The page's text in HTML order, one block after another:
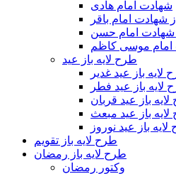
شهادت امام هادی
شهادت امام باقر
شهادت امام حسن
امام موسی کاظم
طرح لایه باز عید
لایه باز عید غدیر
لایه باز عید فطر
باز عید قربان
باز عید مبعث
باز عید نوروز
طرح لایه باز تقویم
طرح لایه باز رمضان
وکتور رمضان